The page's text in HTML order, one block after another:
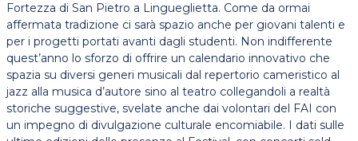
Fortezza di San Pietro a Lingueglietta. Come da ormai
affermata tradizione ci sarà spazio anche per giovani talenti e
per i progetti portati avanti dagli studenti. Non indifferente
quest’anno lo sforzo di offrire un calendario innovativo che
spazia su diversi generi musicali dal repertorio cameristico al
jazz alla musica d’autore sino al teatro collegandoli a realtà
storiche suggestive, svelate anche dai volontari del FAI con
un impegno di divulgazione culturale encomiabile. I dati sulle